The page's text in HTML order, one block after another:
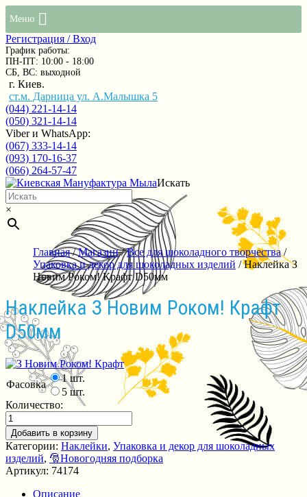
Меню
Регистрация / Вход
График работы:
ПН-ПТ: 10:00 - 18:00
СБ, ВС: выходной
г. Киев.
ст.м. Дарница ул. А.Малышка 5
(044) 221-14-14
(050) 321-14-14
Viber и WhatsApp:
(067) 333-14-14
(093) 170-16-37
(066) 264-57-47
Искать
×
Главная/Магазин/Все для шоколадного творчества/
Упаковка и декор для шоколадных изделий / Наклейка З
Новим Роком! Крафт D50мм
Наклейка З Новим Роком! Крафт
D50мм
Фасовка
1 шт.
5 шт.
Количество:
Добавить в корзину
Категории: Наклейки, Упаковка и декор для шоколадных
изделий, 🎅Новогодняя подборка
Артикул: 74174
Описание